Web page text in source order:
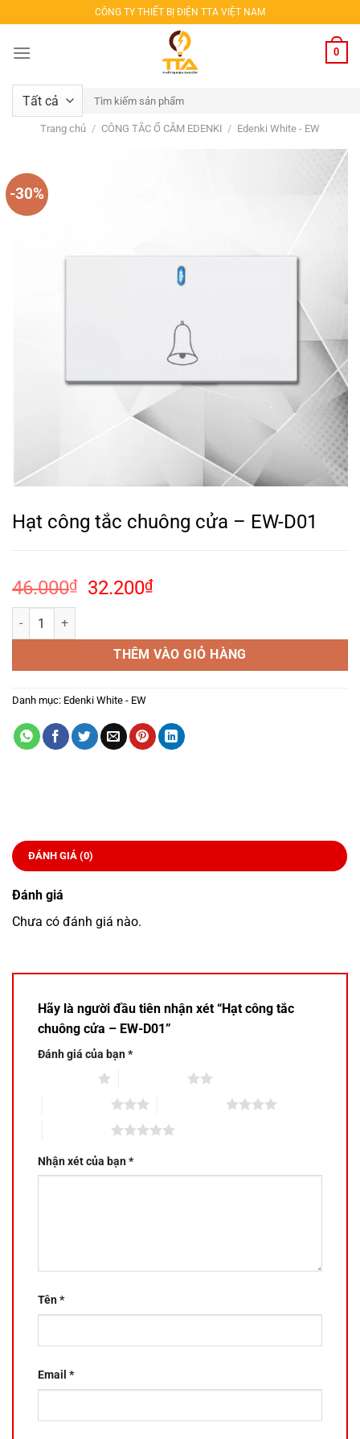
qua
nội
CÔNG TY THIẾT BỊ ĐIỆN TTA VIỆT NAM
0
Tìm
kiếm:
Trang chủ / CÔNG TẮC Ổ CẮM EDENKI / Edenki White - EW
-30%
Hạt công tắc chuông cửa – EW-D01
46.000₫
Giá
46.000₫.
32.200₫Giá
là:
32.200₫.
Hạt công tắc chuông cửa – EW-D01 số lượng
THÊM VÀO GIỎ HÀNG
Danh mục: Edenki White - EW
ĐÁNH GIÁ (0)
Đánh giá
Chưa có đánh giá nào.
Hãy là người đầu tiên nhận xét “Hạt công tắc
chuông cửa – EW-D01”
Đánh giá của bạn*
Nhận xét của bạn*
Tên*
Email *